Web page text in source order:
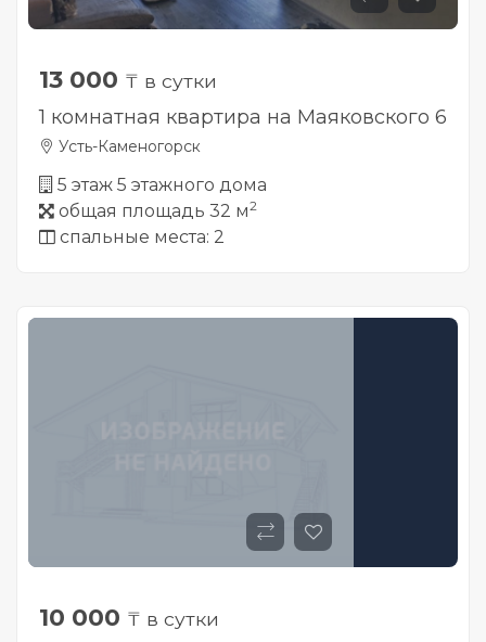
13 000 ₸ в сутки
1 комнатная квартира на Маяковского 6
Усть-Каменогорск
5 этаж 5 этажного дома
общая площадь 32 м2
спальные места: 2
10 000 ₸ в сутки